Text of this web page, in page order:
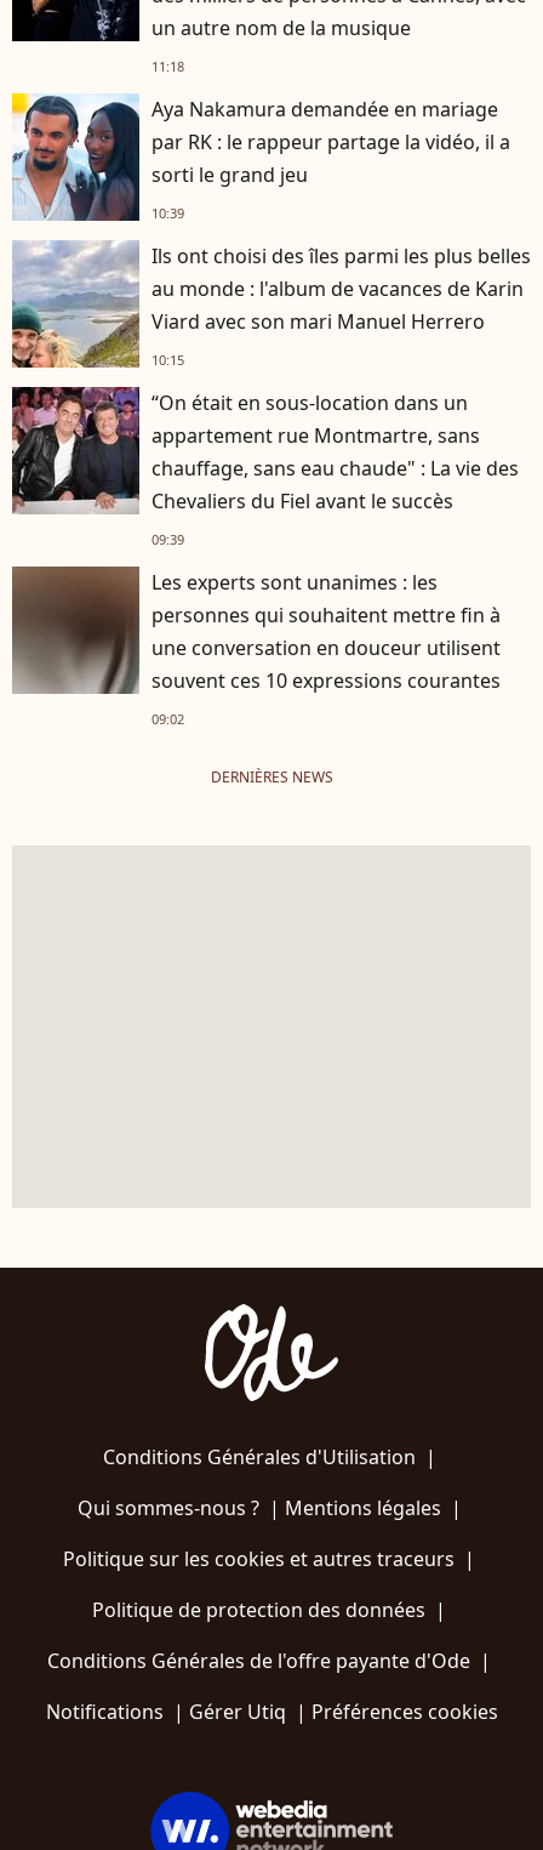
un autre nom de la musique
11:18
Aya Nakamura demandée en mariage
par RK : le rappeur partage la vidéo, il a
sorti le grand jeu
10:39
Ils ont choisi des îles parmi les plus belles
au monde : l'album de vacances de Karin
Viard avec son mari Manuel Herrero
10:15
“On était en sous-location dans un
appartement rue Montmartre, sans
chauffage, sans eau chaude" : La vie des
Chevaliers du Fiel avant le succès
09:39
Les experts sont unanimes : les
personnes qui souhaitent mettre fin à
une conversation en douceur utilisent
souvent ces 10 expressions courantes
09:02
DERNIÈRES NEWS
Conditions Générales d'Utilisation |
Qui sommes-nous ?| Mentions légales |
Politique sur les cookies et autres traceurs |
Politique de protection des données |
Conditions Générales de l'offre payante d'Ode |
Notifications | Gérer Utiq | Préférences cookies